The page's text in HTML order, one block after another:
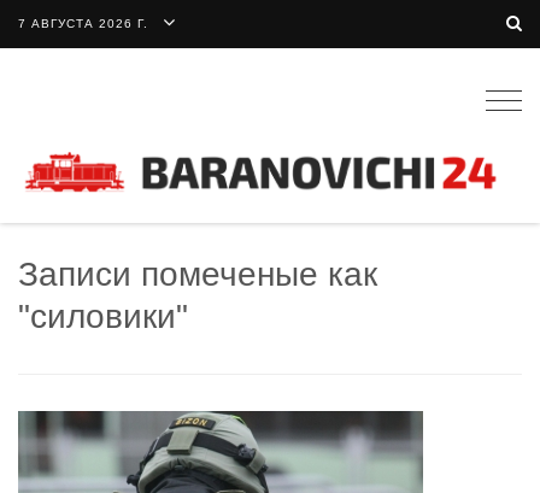
7 АВГУСТА 2026 Г.
Записи помеченые как
"силовики"